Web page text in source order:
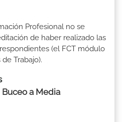
Profesional no se
de haber realizado las
(el FCT módulo
Trabajo).
a Media